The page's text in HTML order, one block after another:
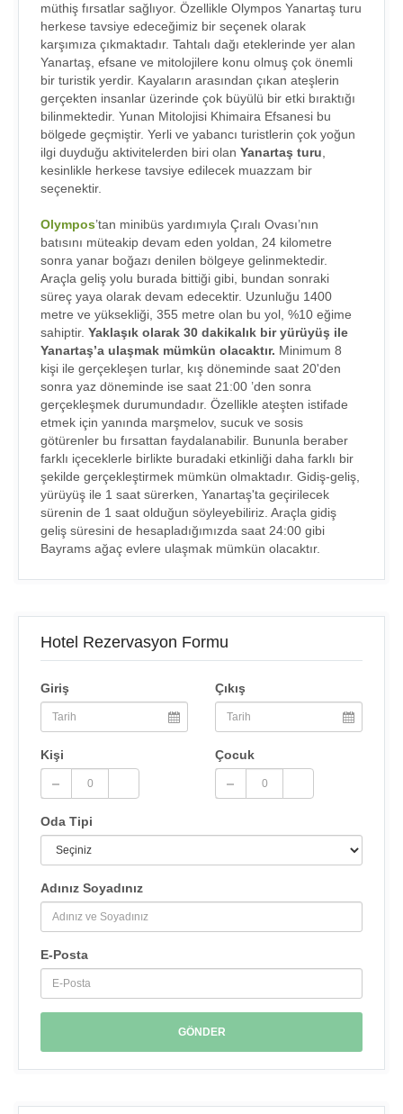
müthiş fırsatlar sağlıyor. Özellikle Olympos Yanartaş turu
herkese tavsiye edeceğimiz bir seçenek olarak
karşımıza çıkmaktadır. Tahtalı dağı eteklerinde yer alan
Yanartaş, efsane ve mitolojilere konu olmuş çok önemli
bir turistik yerdir. Kayaların arasından çıkan ateşlerin
gerçekten insanlar üzerinde çok büyülü bir etki bıraktığı
bilinmektedir. Yunan Mitolojisi Khimaira Efsanesi bu
bölgede geçmiştir. Yerli ve yabancı turistlerin çok yoğun
ilgi duyduğu aktivitelerden biri olan Yanartaş turu,
kesinlikle herkese tavsiye edilecek muazzam bir
seçenektir.
Olympos’tan minibüs yardımıyla Çıralı Ovası’nın
batısını müteakip devam eden yoldan, 24 kilometre
sonra yanar boğazı denilen bölgeye gelinmektedir.
Araçla geliş yolu burada bittiği gibi, bundan sonraki
süreç yaya olarak devam edecektir. Uzunluğu 1400
metre ve yüksekliği, 355 metre olan bu yol, %10 eğime
sahiptir. Yaklaşık olarak 30 dakikalık bir yürüyüş ile
Yanartaş’a ulaşmak mümkün olacaktır. Minimum 8
kişi ile gerçekleşen turlar, kış döneminde saat 20'den
sonra yaz döneminde ise saat 21:00 ’den sonra
gerçekleşmek durumundadır. Özellikle ateşten istifade
etmek için yanında marşmelov, sucuk ve sosis
götürenler bu fırsattan faydalanabilir. Bununla beraber
farklı içeceklerle birlikte buradaki etkinliği daha farklı bir
şekilde gerçekleştirmek mümkün olmaktadır. Gidiş-geliş,
yürüyüş ile 1 saat sürerken, Yanartaş'ta geçirilecek
sürenin de 1 saat olduğun söyleyebiliriz. Araçla gidiş
geliş süresini de hesapladığımızda saat 24:00 gibi
Bayrams ağaç evlere ulaşmak mümkün olacaktır.
Hotel Rezervasyon Formu
Giriş Çıkış
Kişi Çocuk
Oda Tipi
Adınız Soyadınız
E-Posta